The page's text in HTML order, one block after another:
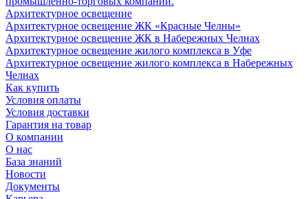
Архитектурное освещение
Архитектурное освещение ЖК «Красные Челны»
Архитектурное освещение ЖК в Набережных Челнах
Архитектурное освещение жилого комплекса в Уфе
Архитектурное освещение жилого комплекса в Набережных
Челнах
Как купить
Условия оплаты
Условия доставки
Гарантия на товар
О компании
О нас
База знаний
Новости
Документы